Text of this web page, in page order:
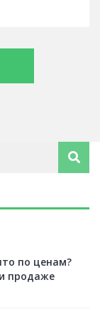
по ценам?
продаже